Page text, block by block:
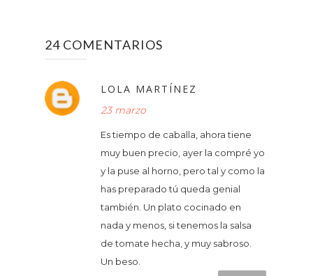
24 COMENTARIOS
LOLA MARTÍNEZ
23 marzo
Es tiempo de caballa, ahora tiene
muy buen precio, ayer la compré yo
y la puse al horno, pero tal y como la
has preparado tú queda genial
también. Un plato cocinado en
nada y menos, si tenemos la salsa
de tomate hecha, y muy sabroso.
Un beso.